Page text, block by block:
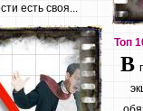
есть своя...
Топ
В